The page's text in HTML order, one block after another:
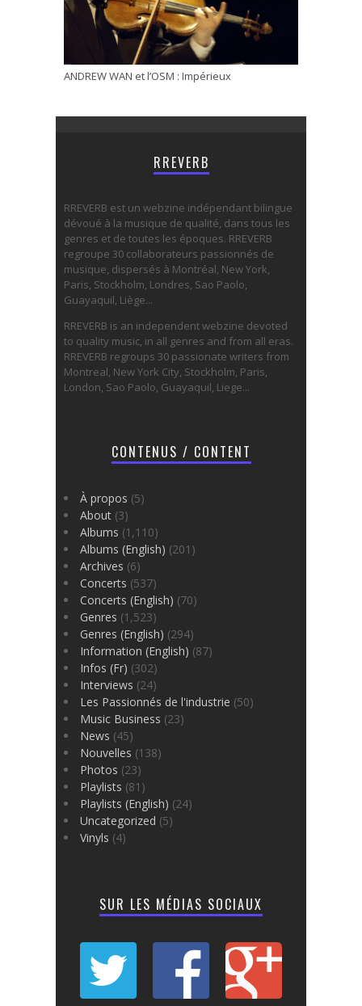
ANDREW WAN et l’OSM : Impérieux
RREVERB
RREVERB est un webzine indépendant bilingue
dévoué à la musique de qualité, dans tous les
genres et de toutes les époques. RREVERB
regroupe 30 collaborateurs passionnés de
musique, dispersés à Montréal, New York,
Paris, Stockholm, Londres, Sao Paolo,
Guayaquil, Liège...
RREVERB is an independent webzine devoted
to quality music, in all genres and from all eras.
RREVERB regroups 30 passionate writers from
Montreal, New York City, Stockholm, Paris,
London, Sao Paolo, Guayaquil, Liege...
CONTENUS / CONTENT
À propos (5)
About (3)
Albums (1,110)
Albums (English) (201)
Archives (6)
Concerts (537)
Concerts (English) (70)
Genres (1,523)
Genres (English) (294)
Information (English) (87)
Infos (Fr) (302)
Interviews (24)
Les Passionnés de l'industrie (50)
Music Business (23)
News (45)
Nouvelles (138)
Photos (23)
Playlists (81)
Playlists (English) (24)
Uncategorized (5)
Vinyls (4)
SUR LES MÉDIAS SOCIAUX